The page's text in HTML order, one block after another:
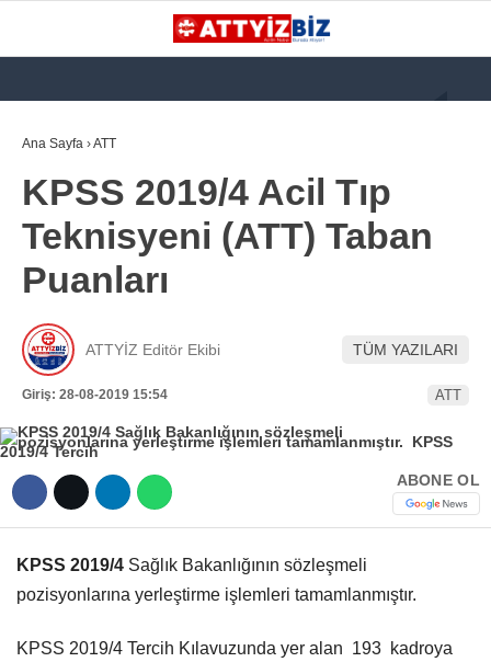
WhatsApp İhbar
KATEGORİLER
GÜNDEM
112 ACİL
ATT
PARAMEDİK (AABT)
STK
İLANLAR
TERCİH ROBOTU
Ana Sayfa ›ATT
KPSS 2019/4 Acil Tıp
Teknisyeni (ATT) Taban
Puanları
ATTYİZ Editör Ekibi TÜM YAZILARI
Giriş: 28-08-2019 15:54 ATT
ABONE OL
KPSS 2019/4 Sağlık Bakanlığının sözleşmeli
pozisyonlarına yerleştirme işlemleri tamamlanmıştır.
KPSS 2019/4 Tercih Kılavuzunda yer alan 193 kadroya